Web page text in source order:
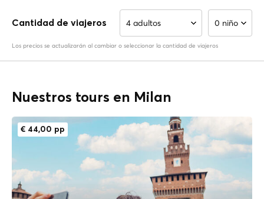
Cantidad de viajeros 4 adultos 0 niño
Los precios se actualizarán al cambiar o seleccionar la cantidad de viajeros
Nuestros tours en Milan
€ 44,00 pp